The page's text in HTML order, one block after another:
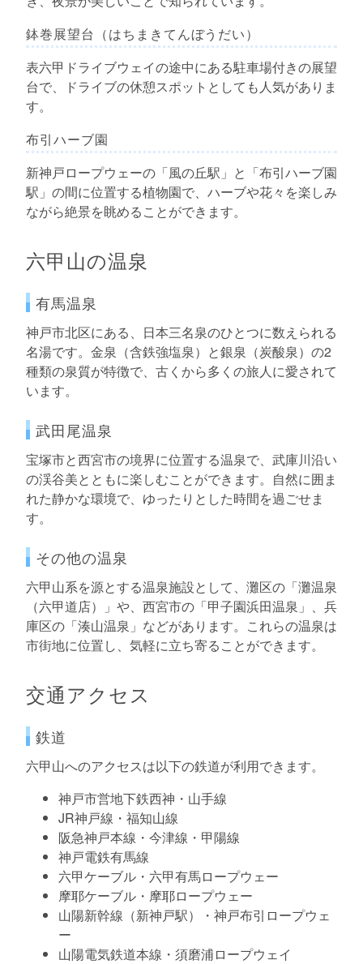
鉢巻展望台（はちまきてんぼうだい）
表六甲ドライブウェイの途中にある駐車場付きの展望
台で、ドライブの休憩スポットとしても人気がありま
す。
布引ハーブ園
新神戸ロープウェーの「風の丘駅」と「布引ハーブ園
駅」の間に位置する植物園で、ハーブや花々を楽しみ
ながら絶景を眺めることができます。
六甲山の温泉
有馬温泉
神戸市北区にある、日本三名泉のひとつに数えられる
名湯です。金泉（含鉄強塩泉）と銀泉（炭酸泉）の2
種類の泉質が特徴で、古くから多くの旅人に愛されて
います。
武田尾温泉
宝塚市と西宮市の境界に位置する温泉で、武庫川沿い
の渓谷美とともに楽しむことができます。自然に囲ま
れた静かな環境で、ゆったりとした時間を過ごせま
す。
その他の温泉
六甲山系を源とする温泉施設として、灘区の「灘温泉
（六甲道店）」や、西宮市の「甲子園浜田温泉」、兵
庫区の「湊山温泉」などがあります。これらの温泉は
市街地に位置し、気軽に立ち寄ることができます。
交通アクセス
鉄道
六甲山へのアクセスは以下の鉄道が利用できます。
神戸市営地下鉄西神・山手線
JR神戸線・福知山線
阪急神戸本線・今津線・甲陽線
神戸電鉄有馬線
六甲ケーブル・六甲有馬ロープウェー
摩耶ケーブル・摩耶ロープウェー
山陽新幹線（新神戸駅）・神戸布引ロープウェ
ー
山陽電気鉄道本線・須磨浦ロープウェイ